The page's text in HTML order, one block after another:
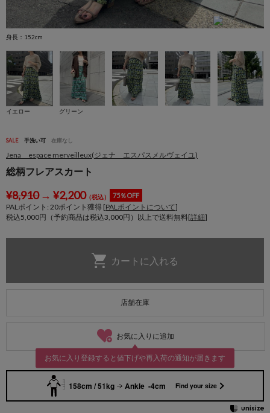
身長：152cm
イエロー グリーン
SALE 手洗い可 在庫なし
Jena espace merveilleux(ジェナ エスパスメルヴェイユ)
総柄フレアスカート
¥8,910→ ¥2,200（税込） 75％OFF
PALポイント: 20ポイント獲得 [PALポイントについて]
税込5,000円（予約商品は税込3,000円）以上で送料無料[詳細]
店舗在庫
お気に入りに追加
お気に入り登録すると値下げや再入荷の通知が届きます
158cm / 51kg Ankle -4cm Find your size